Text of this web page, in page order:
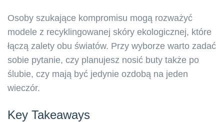
Osoby szukające kompromisu mogą rozważyć
modele z recyklingowanej skóry ekologicznej, które
łączą zalety obu światów. Przy wyborze warto zadać
sobie pytanie, czy planujesz nosić buty także po
ślubie, czy mają być jedynie ozdobą na jeden
wieczór.
Key Takeaways